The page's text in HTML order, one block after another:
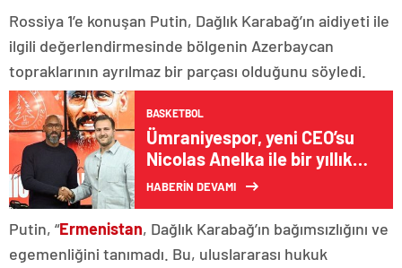
Rossiya 1’e konuşan Putin, Dağlık Karabağ’ın aidiyeti ile
ilgili değerlendirmesinde bölgenin Azerbaycan
topraklarının ayrılmaz bir parçası olduğunu söyledi.
BASKETBOL
Ümraniyespor, yeni CEO’su
Nicolas Anelka ile bir yıllık
sözleşme imzaladı
HABERİN DEVAMI
Putin, “Ermenistan, Dağlık Karabağ’ın bağımsızlığını ve
egemenliğini tanımadı. Bu, uluslararası hukuk